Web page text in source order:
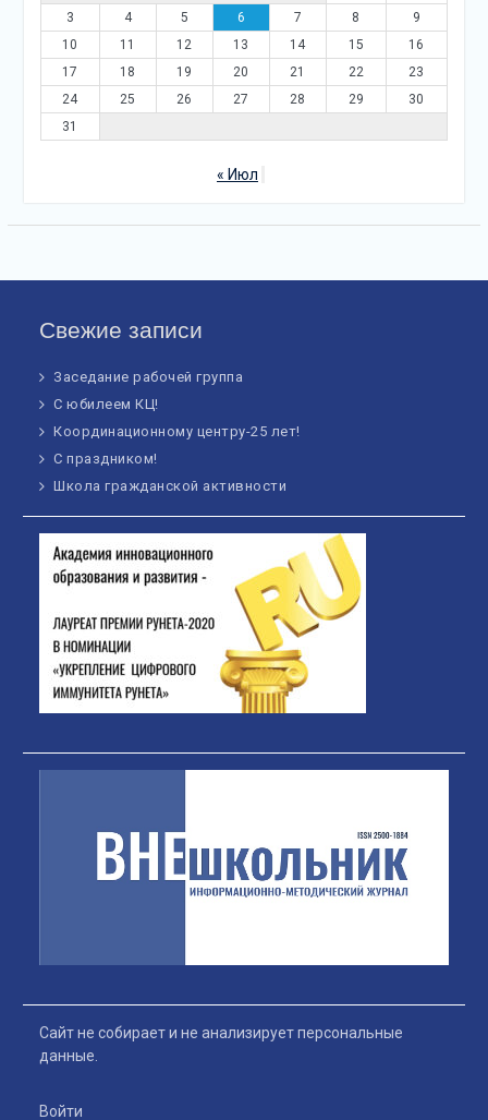
3
4 5 6 7 8
9
10
11 12 13 14 15
16
17
18 19 20 21 22
23
24
25 26 27 28 29
30
31
« Июл
Свежие записи
Заседание рабочей группа
С юбилеем КЦ!
Координационному центру-25 лет!
С праздником!
Школа гражданской активности
Сайт не собирает и не анализирует персональные
данные.
Войти